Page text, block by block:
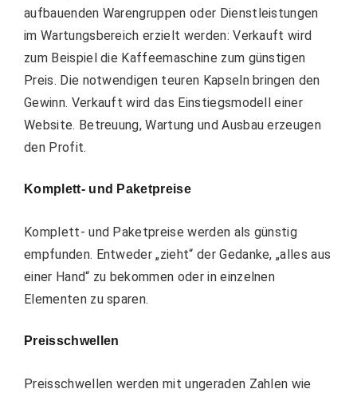
aufbauenden Warengruppen oder Dienstleistungen
im Wartungsbereich erzielt werden: Verkauft wird
zum Beispiel die Kaffeemaschine zum günstigen
Preis. Die notwendigen teuren Kapseln bringen den
Gewinn. Verkauft wird das Einstiegsmodell einer
Website. Betreuung, Wartung und Ausbau erzeugen
den Profit.
Komplett- und Paketpreise
Komplett- und Paketpreise werden als günstig
empfunden. Entweder „zieht“ der Gedanke, „alles aus
einer Hand“ zu bekommen oder in einzelnen
Elementen zu sparen.
Preisschwellen
Preisschwellen werden mit ungeraden Zahlen wie